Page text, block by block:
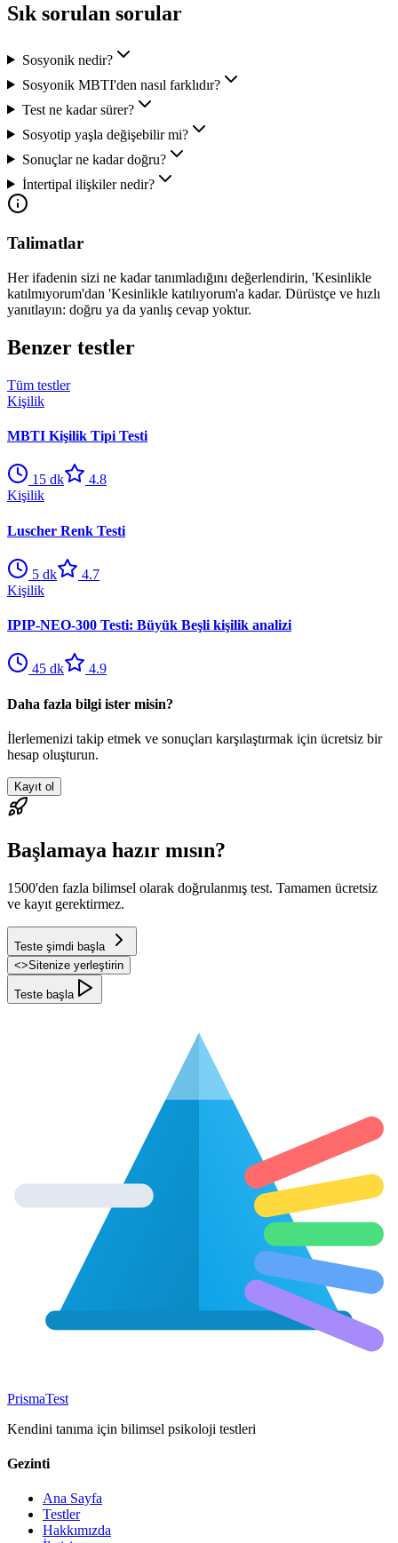
Sık sorulan sorular
Sosyonik nedir?
Sosyonik MBTI'den nasıl farklıdır?
Test ne kadar sürer?
Sosyotip yaşla değişebilir mi?
Sonuçlar ne kadar doğru?
İntertipal ilişkiler nedir?
Talimatlar
Her ifadenin sizi ne kadar tanımladığını değerlendirin, 'Kesinlikle
katılmıyorum'dan 'Kesinlikle katılıyorum'a kadar. Dürüstçe ve hızlı
yanıtlayın: doğru ya da yanlış cevap yoktur.
Benzer testler
Tüm testler
Kişilik
MBTI Kişilik Tipi Testi
15 dk
4.8
Kişilik
Luscher Renk Testi
5 dk
4.7
Kişilik
IPIP-NEO-300 Testi: Büyük Beşli kişilik analizi
45 dk 4.9
Daha fazla bilgi ister misin?
İlerlemenizi takip etmek ve sonuçları karşılaştırmak için ücretsiz bir
hesap oluşturun.
Kayıt ol
Başlamaya hazır mısın?
1500'den fazla bilimsel olarak doğrulanmış test. Tamamen ücretsiz
ve kayıt gerektirmez.
Teste şimdi başla
<>Sitenize yerleştirin
Teste başla
PrismaTest
Kendini tanıma için bilimsel psikoloji testleri
Gezinti
Ana Sayfa
Testler
Hakkımızda